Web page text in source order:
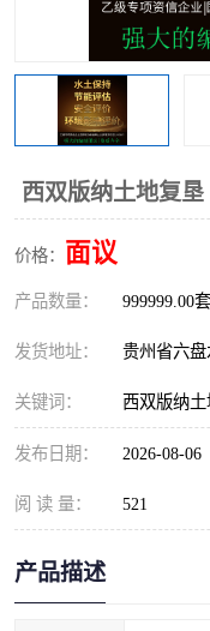
西双版纳土地复
价格： 面议
产品数量： 999999.00套
发货地址： 贵州省六
关键词： 西双版纳
发布日期： 2026-08-06
阅 读 量： 521
产品描述